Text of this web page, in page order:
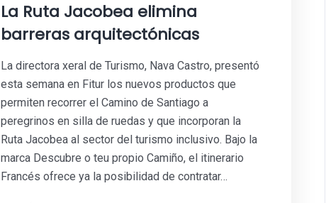
La Ruta Jacobea elimina
barreras arquitectónicas
La directora xeral de Turismo, Nava Castro, presentó
esta semana en Fitur los nuevos productos que
permiten recorrer el Camino de Santiago a
peregrinos en silla de ruedas y que incorporan la
Ruta Jacobea al sector del turismo inclusivo. Bajo la
marca Descubre o teu propio Camiño, el itinerario
Francés ofrece ya la posibilidad de contratar…